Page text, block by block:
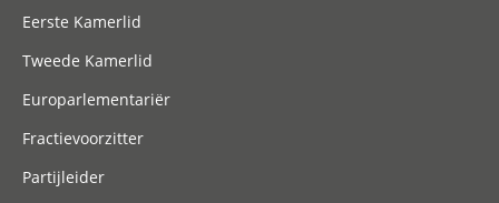
Eerste Kamerlid
Tweede Kamerlid
Europarlementariër
Fractievoorzitter
Partijleider